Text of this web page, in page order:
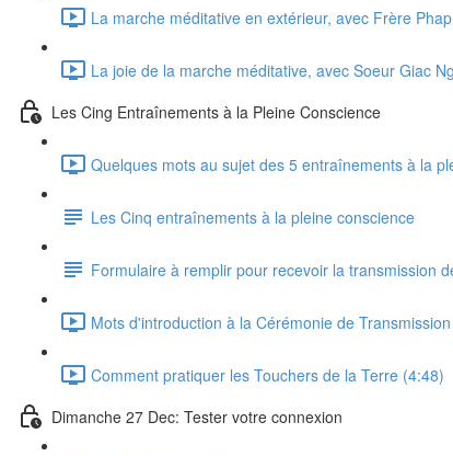
La marche méditative en extérieur, avec Frère
La joie de la marche méditative, avec Soeur Giac
Les Cing Entraînements à la Pleine Conscience
Quelques mots au sujet des 5 entraînements à la
Les Cinq entraînements à la pleine conscience
Formulaire à remplir pour recevoir la transmission
Mots d'introduction à la Cérémonie de
Comment pratiquer les Touchers de la Terre (4:48)
Dimanche 27 Dec: Tester votre connexion